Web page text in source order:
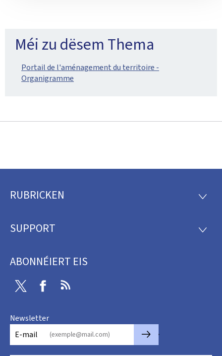
Méi zu dësem Thema
Portail de l'aménagement du territoire -
Organigramme
Fousszeil
RUBRICKEN
SUPPORT
ABONNÉIERT EIS
Twitter Facebook
Newsletter
E-mail
🡒